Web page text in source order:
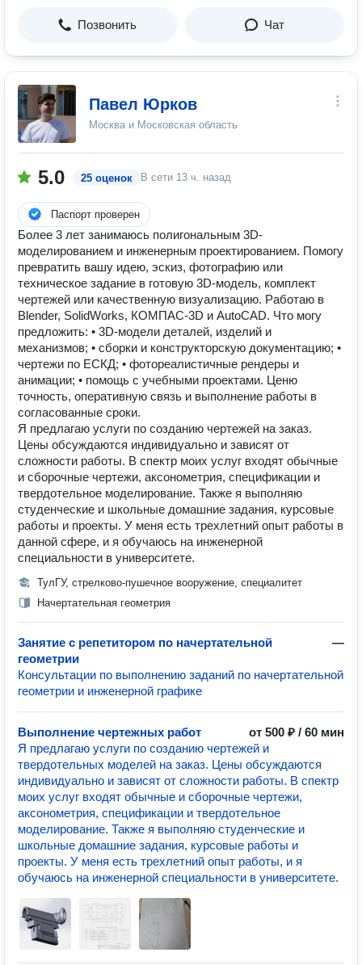
Позвонить Чат
Павел Юрков
Москва и Московская область
5.0 25 оценок В сети 13 ч. назад
Паспорт проверен
Более 3 лет занимаюсь полигональным 3D-
моделированием и инженерным проектированием. Помогу
превратить вашу идею, эскиз, фотографию или
техническое задание в готовую 3D-модель, комплект
чертежей или качественную визуализацию. Работаю в
Blender, SolidWorks, КОМПАС-3D и AutoCAD. Что могу
предложить: • 3D-модели деталей, изделий и
механизмов; • сборки и конструкторскую документацию; •
чертежи по ЕСКД; • фотореалистичные рендеры и
анимации; • помощь с учебными проектами. Ценю
точность, оперативную связь и выполнение работы в
согласованные сроки.
Я предлагаю услуги по созданию чертежей на заказ.
Цены обсуждаются индивидуально и зависят от
сложности работы. В спектр моих услуг входят обычные
и сборочные чертежи, аксонометрия, спецификации и
твердотельное моделирование. Также я выполняю
студенческие и школьные домашние задания, курсовые
работы и проекты. У меня есть трехлетний опыт работы в
данной сфере, и я обучаюсь на инженерной
специальности в университете.
ТулГУ, стрелково-пушечное вооружение, специалитет
Начертательная геометрия
Занятие с репетитором по начертательной
геометрии
—
Консультации по выполнению заданий по начертательной
геометрии и инженерной графике
Выполнение чертежных работ
от 500 ₽ / 60 мин
Я предлагаю услуги по созданию чертежей и
твердотельных моделей на заказ. Цены обсуждаются
индивидуально и зависят от сложности работы. В спектр
моих услуг входят обычные и сборочные чертежи,
аксонометрия, спецификации и твердотельное
моделирование. Также я выполняю студенческие и
школьные домашние задания, курсовые работы и
проекты. У меня есть трехлетний опыт работы, и я
обучаюсь на инженерной специальности в университете.